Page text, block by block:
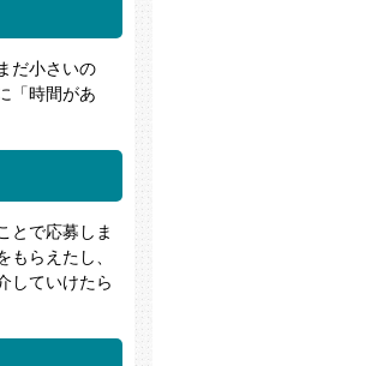
だ小さいの
「時間があ
とで応募しま
らえたし、
していけたら